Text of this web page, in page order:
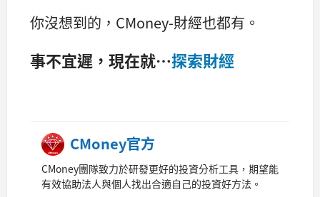
你沒想到的，CMoney-財經也都有。
事不宜遲，現在就…探索財經
CMoney官方
CMoney團隊致力於研發更好的投資分析工具，期望能
有效協助法人與個人找出合適自己的投資好方法。